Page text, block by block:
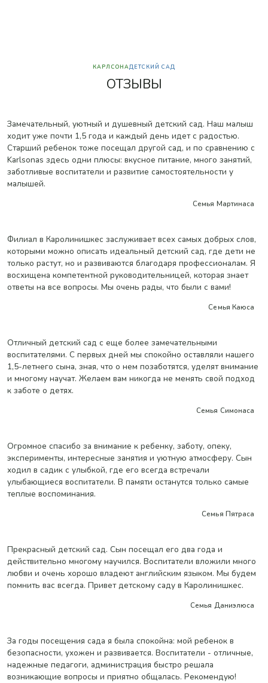
КАРЛСОНАДЕТСКИЙ САД
ОТЗЫВЫ
Замечательный, уютный и душевный детский сад. Наш малыш
ходит уже почти 1,5 года и каждый день идет с радостью.
Старший ребенок тоже посещал другой сад, и по сравнению с
Karlsonas здесь одни плюсы: вкусное питание, много занятий,
заботливые воспитатели и развитие самостоятельности у
малышей.
Семья Мартинаса
Филиал в Каролинишкес заслуживает всех самых добрых слов,
которыми можно описать идеальный детский сад, где дети не
только растут, но и развиваются благодаря профессионалам. Я
восхищена компетентной руководительницей, которая знает
ответы на все вопросы. Мы очень рады, что были с вами!
Семья Каюса
Отличный детский сад с еще более замечательными
воспитателями. С первых дней мы спокойно оставляли нашего
1,5-летнего сына, зная, что о нем позаботятся, уделят внимание
и многому научат. Желаем вам никогда не менять свой подход
к заботе о детях.
Семья Симонаса
Огромное спасибо за внимание к ребенку, заботу, опеку,
эксперименты, интересные занятия и уютную атмосферу. Сын
ходил в садик с улыбкой, где его всегда встречали
улыбающиеся воспитатели. В памяти останутся только самые
теплые воспоминания.
Семья Пятраса
Прекрасный детский сад. Сын посещал его два года и
действительно многому научился. Воспитатели вложили много
любви и очень хорошо владеют английским языком. Мы будем
помнить вас всегда. Привет детскому саду в Каролинишкес.
Семья Даниэлюса
За годы посещения сада я была спокойна: мой ребенок в
безопасности, ухожен и развивается. Воспитатели - отличные,
надежные педагоги, администрация быстро решала
возникающие вопросы и приятно общалась. Рекомендую!